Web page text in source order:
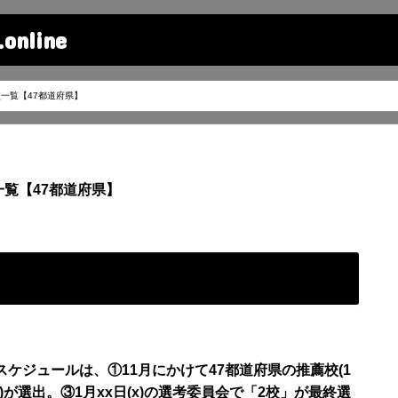
覧【47都道府県】
【47都道府県】
ジュールは、 ①11月にかけて47都道府県の推薦校(1
選出。③1月xx日(x)の選考委員会で「2校」が最終選